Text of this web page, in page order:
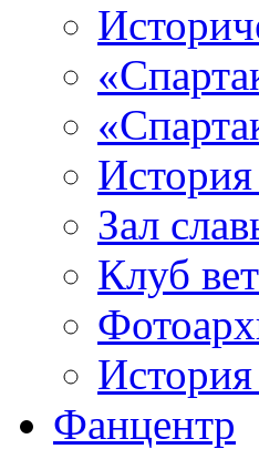
Зал
Клуб
История
Фанцентр